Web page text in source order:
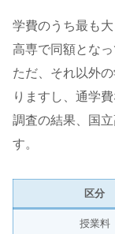
学費のうち最も
高専で同額となっ
ただ、それ以外
りますし、通学
調査の結果、国
す。
区分
授業料